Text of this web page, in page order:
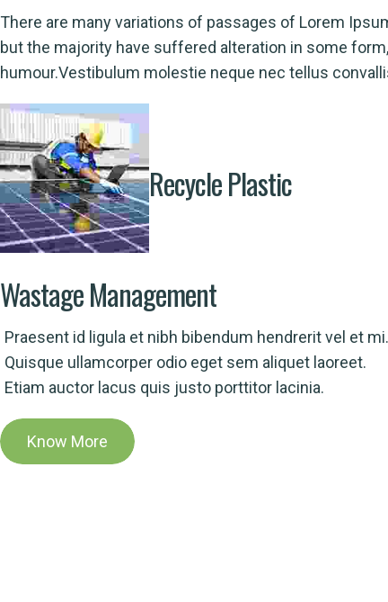
There are many variations of passages of Lorem
but the majority have suffered alteration in some
humour.Vestibulum molestie neque nec tellus
Recycle Plastic
Wastage Management
Praesent id ligula et nibh bibendum hendrerit vel et mi.
Quisque ullamcorper odio eget sem aliquet laoreet.
Etiam auctor lacus quis justo porttitor lacinia.
Know More